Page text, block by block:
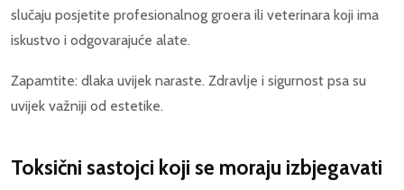
slučaju posjetite profesionalnog groera ili veterinara koji ima
iskustvo i odgovarajuće alate.
Zapamtite: dlaka uvijek naraste. Zdravlje i sigurnost psa su
uvijek važniji od estetike.
Toksični sastojci koji se moraju izbjegavati